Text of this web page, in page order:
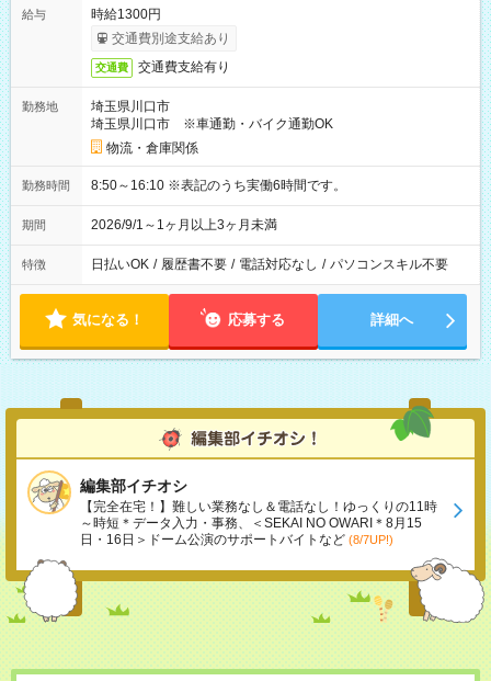
給与
時給1300円
交通費別途支給あり
交通費 交通費支給有り
勤務地
埼玉県川口市
埼玉県川口市 ※車通勤・バイク通勤OK
物流・倉庫関係
勤務時間 8:50～16:10 ※表記のうち実働6時間です。
期間 2026/9/1～1ヶ月以上3ヶ月未満
特徴 日払いOK / 履歴書不要 / 電話対応なし / パソコンスキル不要
気になる！ 応募する 詳細へ
編集部イチオシ
【完全在宅！】難しい業務なし＆電話なし！ゆっくりの11時
～時短＊データ入力・事務、＜SEKAI NO OWARI＊8月15
日・16日＞ドーム公演のサポートバイトなど (8/7UP!)